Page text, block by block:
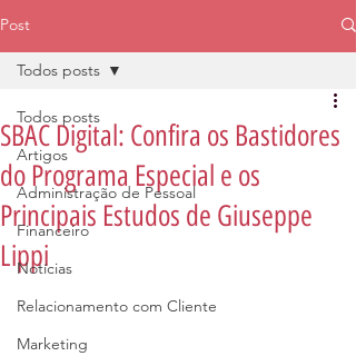
Post
Todos posts
Artigos
Administração de Pessoal
Financeiro
Notícias
Relacionamento com Cliente
Marketing
Todos posts
SBAC Digital: Confira os Bastidores
do Programa Especial e os
Principais Estudos de Giuseppe
Lippi